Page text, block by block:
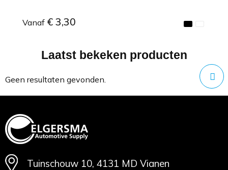
Vanaf € 3,30
Minimale afname: 1
Laatst bekeken producten
Geen resultaten gevonden.
Tuinschouw 10, 4131 MD Vianen